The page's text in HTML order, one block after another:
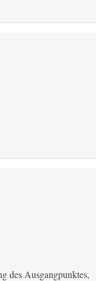
des Ausgangpunktes,